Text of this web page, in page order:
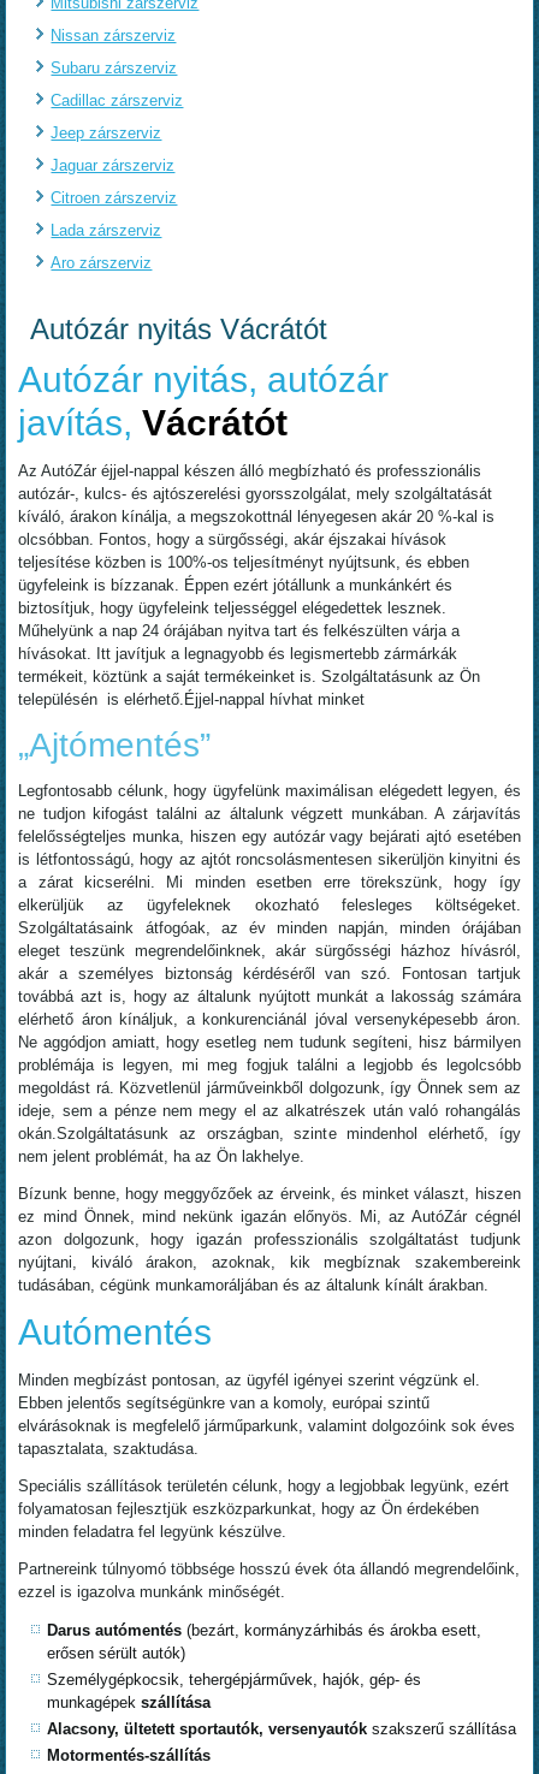
Nissan zárszerviz
Subaru zárszerviz
Cadillac zárszerviz
Jeep zárszerviz
Jaguar zárszerviz
Citroen zárszerviz
Lada zárszerviz
Aro zárszerviz
Autózár nyitás Vácrátót
Autózár nyitás, autózár
javítás,Vácrátót
Az AutóZár éjjel-nappal készen álló megbízható és professzionális
autózár-, kulcs- és ajtószerelési gyorsszolgálat, mely szolgáltatását
kíváló, árakon kínálja, a megszokottnál lényegesen akár 20 %-kal is
olcsóbban. Fontos, hogy a sürgősségi, akár éjszakai hívások
teljesítése közben is 100%-os teljesítményt nyújtsunk, és ebben
ügyfeleink is bízzanak. Éppen ezért jótállunk a munkánkért és
biztosítjuk, hogy ügyfeleink teljességgel elégedettek lesznek.
Műhelyünk a nap 24 órájában nyitva tart és felkészülten várja a
hívásokat. Itt javítjuk a legnagyobb és legismertebb zármárkák
termékeit, köztünk a saját termékeinket is. Szolgáltatásunk az Ön
településén is elérhető.Éjjel-nappal hívhat minket
„Ajtómentés”
Legfontosabb célunk, hogy ügyfelünk maximálisan elégedett legyen, és
ne tudjon kifogást találni az általunk végzett munkában. A zárjavítás
felelősségteljes munka, hiszen egy autózár vagy bejárati ajtó esetében
is létfontosságú, hogy az ajtót roncsolásmentesen sikerüljön kinyitni és
a zárat kicserélni. Mi minden esetben erre törekszünk, hogy így
elkerüljük az ügyfeleknek okozható felesleges költségeket.
Szolgáltatásaink átfogóak, az év minden napján, minden órájában
eleget teszünk megrendelőinknek, akár sürgősségi házhoz hívásról,
akár a személyes biztonság kérdéséről van szó. Fontosan tartjuk
továbbá azt is, hogy az általunk nyújtott munkát a lakosság számára
elérhető áron kínáljuk, a konkurenciánál jóval versenyképesebb áron.
Ne aggódjon amiatt, hogy esetleg nem tudunk segíteni, hisz bármilyen
problémája is legyen, mi meg fogjuk találni a legjobb és legolcsóbb
megoldást rá. Közvetlenül járműveinkből dolgozunk, így Önnek sem az
ideje, sem a pénze nem megy el az alkatrészek után való rohangálás
okán.Szolgáltatásunk az országban, szinte mindenhol elérhető, így
nem jelent problémát, ha az Ön lakhelye.
Bízunk benne, hogy meggyőzőek az érveink, és minket választ, hiszen
ez mind Önnek, mind nekünk igazán előnyös. Mi, az AutóZár cégnél
azon dolgozunk, hogy igazán professzionális szolgáltatást tudjunk
nyújtani, kiváló árakon, azoknak, kik megbíznak szakembereink
tudásában, cégünk munkamoráljában és az általunk kínált árakban.
Autómentés
Minden megbízást pontosan, az ügyfél igényei szerint végzünk el.
Ebben jelentős segítségünkre van a komoly, európai szintű
elvárásoknak is megfelelő járműparkunk, valamint dolgozóink sok éves
tapasztalata, szaktudása.
Speciális szállítások területén célunk, hogy a legjobbak legyünk, ezért
folyamatosan fejlesztjük eszközparkunkat, hogy az Ön érdekében
minden feladatra fel legyünk készülve.
Partnereink túlnyomó többsége hosszú évek óta állandó megrendelőink,
ezzel is igazolva munkánk minőségét.
Darus autómentés(bezárt, kormányzárhibás és árokba esett,
erősen sérült autók)
Személygépkocsik, tehergépjárművek, hajók, gép- és
munkagépekszállítása
Alacsony, ültetett sportautók, versenyautókszakszerű szállítása
Motormentés-szállítás